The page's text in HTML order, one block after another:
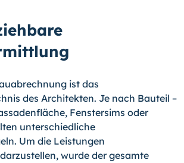
ist das
des Architekten. Je nach Bauteil –
Fenstersims oder
unterschiedliche
Um die Leistungen
wurde der gesamte